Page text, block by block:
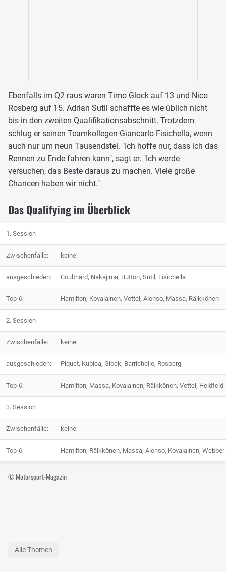
Ebenfalls im Q2 raus waren Timo Glock auf 13 und Nico
Rosberg auf 15. Adrian Sutil schaffte es wie üblich nicht
bis in den zweiten Qualifikationsabschnitt. Trotzdem
schlug er seinen Teamkollegen Giancarlo Fisichella, wenn
auch nur um neun Tausendstel. "Ich hoffe nur, dass ich das
Rennen zu Ende fahren kann", sagt er. "Ich werde
versuchen, das Beste daraus zu machen. Viele große
Chancen haben wir nicht."
Das Qualifying im Überblick
1. Session
Zwischenfälle: keine
ausgeschieden: Coulthard, Nakajima, Button, Sutil, Fisichella
Top-6: Hamilton, Kovalainen, Vettel, Alonso, Massa, Räikkönen
2. Session
Zwischenfälle: keine
ausgeschieden: Piquet, Kubica, Glock, Barrichello, Rosberg
Top-6: Hamilton, Massa, Kovalainen, Räikkönen, Vettel, Heidfeld
3. Session
Zwischenfälle: keine
Top-6: Hamilton, Räikkönen, Massa, Alonso, Kovalainen, Webber
© Motorsport-Magazin
Alle Themen